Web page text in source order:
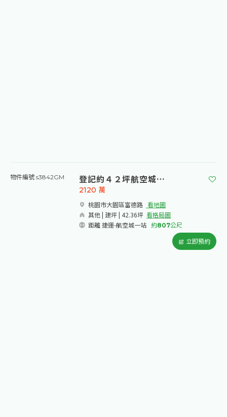
物件編號 s3842GM 登記約４２坪航空城土地
桃園市大園區富德路​ 看地圖
其他 | 建坪 | 42.36坪 看格局圖
距離 捷運-航空城一站
約807公尺
2120 萬
立即預約